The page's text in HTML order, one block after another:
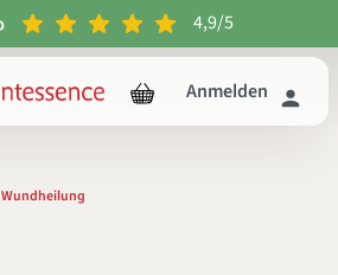
4,9/5
Anmelden
Wundheilung